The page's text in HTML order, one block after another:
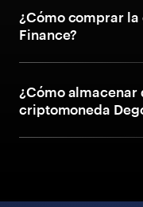
¿Cómo comprar
Finance?
¿Cómo almacenar
criptomoneda